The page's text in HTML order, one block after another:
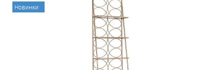
Новинки